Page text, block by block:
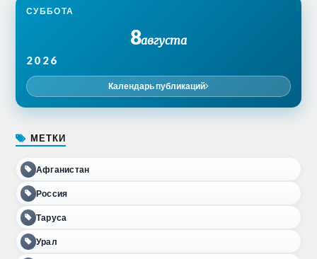
СУББОТА
8августа
2026
Календарь публикаций
МЕТКИ
Афганистан
Россия
Таруса
Урал